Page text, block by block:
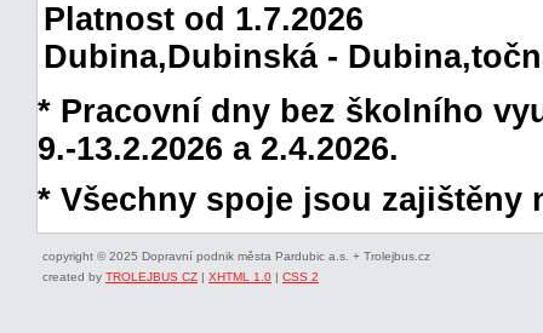
Platnost od 1.7.2026
Dubina,Dubinská -
* Pracovní dny bez školního
9.-13.2.2026 a 2.4.2026.
* Všechny spoje jsou zajištěny
copyright © 2025 Dopravní podnik města Pardubic a.s. + Trolejbus.cz
created by TROLEJBUS CZ | XHTML 1.0 | CSS 2